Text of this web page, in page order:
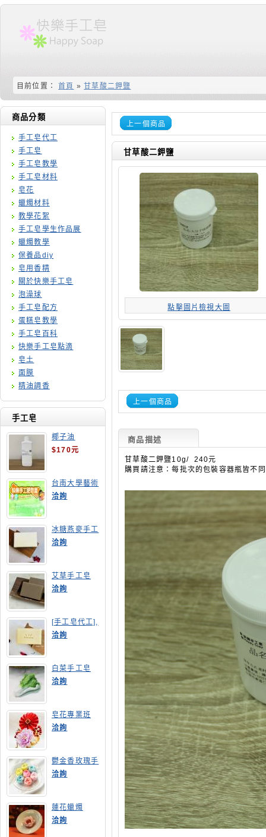
目前位置： 首頁 »甘草酸二鉀鹽
商品分類
手工皂代工
手工皂
手工皂教學
手工皂材料
皂花
蠟燭材料
教學花絮
手工皂學生作品展
蠟燭教學
保養品diy
皂用香精
關於快樂手工皂
泡澡球
手工皂配方
蛋糕皂教學
手工皂百科
快樂手工皂點滴
皂土
面膜
精油調香
手工皂
椰子油
$170元
台南大學藝術
手工皂師資培
訓班
洽詢
冰糖燕麥手工
皂
洽詢
艾草手工皂
洽詢
[手工皂代工],
膠原蛋白手工
皂
洽詢
白菜手工皂
洽詢
皂花專業班
洽詢
鬱金香玫瑰手
工皂(長高型)
洽詢
蓮花蠟燭
洽詢
上一個商品
甘草酸二鉀鹽
點擊圖片檢視大圖
上一個商品
商品描述
甘草酸二鉀鹽10g/ 240元
購買請注意：每批次的包裝容器瓶皆不